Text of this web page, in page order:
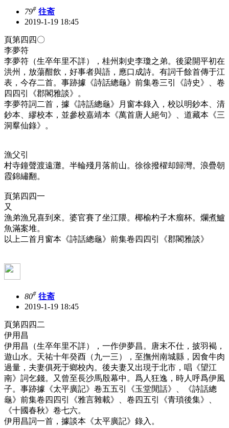
79# 往斋
2019-1-19 18:45
頁第四四〇
李夢符
李夢符（生卒年里不詳），桂州刺史李瓊之弟。後梁開平初在
洪州，放蕩酣飲，好事者與語，應口成詩。有詞千餘首傳于江
表，今存二首。事跡據《詩話總龜》前集卷三引《詩史》、卷
四四引《郡閣雅談》。
李夢符詞二首，據《詩話總龜》月窗本錄入，校以明鈔本、清
鈔本、繆校本，並參校嘉靖本《萬首唐人絕句》、道藏本《三
洞羣仙錄》。
漁父引
村寺鐘聲渡遠灘。半輪殘月落前山。徐徐撥櫂却歸灣。浪疊朝
霞錦繡翻。
頁第四四一
又
漁弟漁兄喜到來。婆官賽了坐江隈。椰榆杓子木瘤杯。爛煮鱸
魚滿案堆。
以上二首月窗本《詩話總龜》前集卷四四引《郡閣雅談》
80# 往斋
2019-1-19 18:45
頁第四四二
伊用昌
伊用昌（生卒年里不詳），一作伊夢昌。唐末不仕，披羽褐，
遊山水。天祐十年癸酉（九一三），至撫州南城縣，因食牛肉
過量，夫妻俱死于鄉校內。後夫妻又出現于北市，唱《望江
南》詞乞錢。又曾至長沙馬殷幕中。爲人狂逸，時人呼爲伊風
子。事跡據《太平廣記》卷五五引《玉堂閒話》、《詩話總
龜》前集卷四四引《雅言雜載》、卷四五引《青瑣後集》、
《十國春秋》卷七六。
伊用昌詞一首，據談本《太平廣記》錄入。